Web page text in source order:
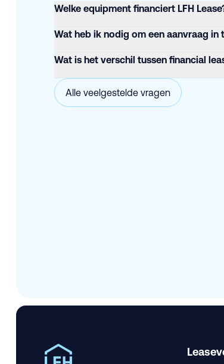
Welke equipment financiert LFH
Wat heb ik nodig om een aanvraag in
Wat is het verschil tussen financial
Alle veelgestelde vragen